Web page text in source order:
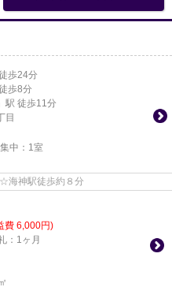
歩24分
歩8分
」駅 徒歩11分
目
中： 1室
海神駅徒歩約８分
費 6,000円)
：1ヶ月